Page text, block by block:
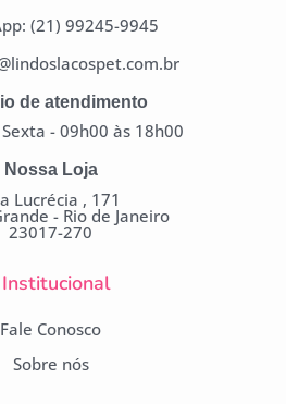
(21) 99245-9945
de atendimento
- 09h00 às 18h00
Nossa Loja
Lucrécia , 171
- Rio de Janeiro
23017-270
Institucional
Fale Conosco
Sobre nós